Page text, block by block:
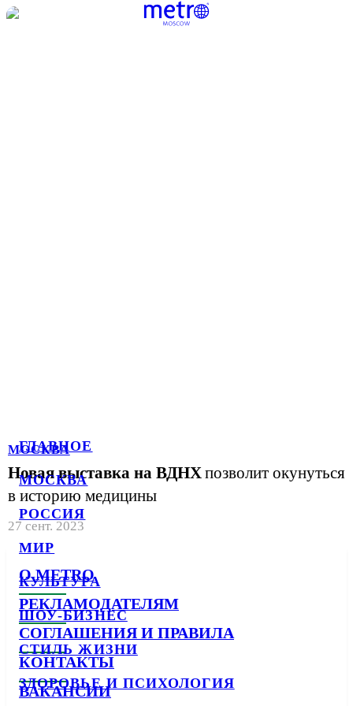
ГЛАВНОЕ
МОСКВА
РОССИЯ
МИР
КУЛЬТУРА
ШОУ-БИЗНЕС
СТИЛЬ ЖИЗНИ
ЗДОРОВЬЕ И ПСИХОЛОГИЯ
МОСКВА
Новая выставка на ВДНХпозволит окунуться
в историю медицины
27 сент. 2023
О METRO
РЕКЛАМОДАТЕЛЯМ
СОГЛАШЕНИЯ И ПРАВИЛА
КОНТАКТЫ
ВАКАНСИИ